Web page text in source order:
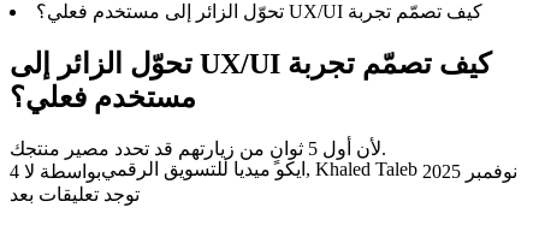
‫كيف تصمّم تجربة UX/UI تحوّل الزائر إلى
لأن أول 5 ثوانٍ من زيارتهم قد تحدد مصير منتجك.
4 نوفمبر 2025
بواسطة ايكو ميديا للتسويق الرقمي, Khaled Taleb
لا
توجد تعليقات بعد